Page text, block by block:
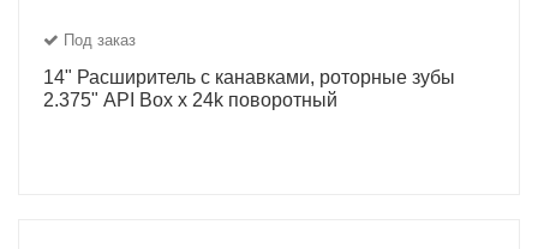
Под заказ
14" Расширитель с канавками, роторные зубы
2.375" API Box x 24k поворотный